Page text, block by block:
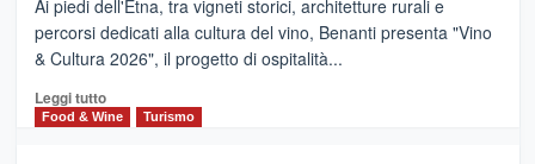
Alcantara
nei
primi
nella
classifica
PALACE
TAORMINA,
UN
HOTEL
FOUR
Ai piedi dell'Etna, tra vigneti storici, architetture rurali e
percorsi dedicati alla cultura del vino, Benanti presenta "Vino
& Cultura 2026", il progetto di ospitalità...
Leggi tuttoLeggi
di
Food & Wine Turismo